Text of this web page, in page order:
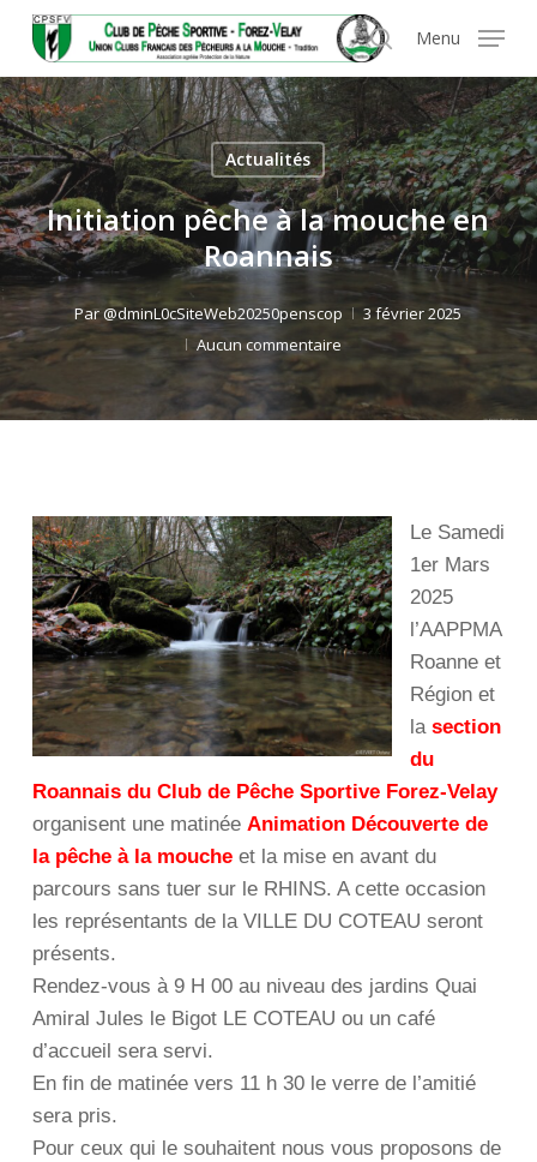
Panneau de gestion des cookies
main
content
search
Menu
Actualités
Initiation pêche à la mouche en
Roannais
Par @dminL0cSiteWeb20250penscop
3 février 2025
Aucun commentaire
Le Samedi
1er Mars
2025
l’AAPPMA
Roanne et
Région et
la section
du
Roannais du Club de Pêche Sportive Forez-Velay
organisent une matinée Animation Découverte de
la pêche à la moucheet la mise en avant du
parcours sans tuer sur le RHINS. A cette occasion
les représentants de la VILLE DU COTEAU seront
présents.
Rendez-vous à 9 H 00 au niveau des jardins Quai
Amiral Jules le Bigot LE COTEAU ou un café
d’accueil sera servi.
En fin de matinée vers 11 h 30 le verre de l’amitié
sera pris.
Pour ceux qui le souhaitent nous vous proposons de